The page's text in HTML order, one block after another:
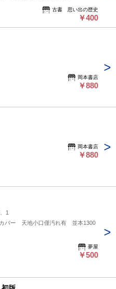
古書 思い出の歴史
￥400
岡本書店
￥880
岡本書店
￥880
1
ー 天地小口僅汚れ有 並本1300
夢屋
￥500